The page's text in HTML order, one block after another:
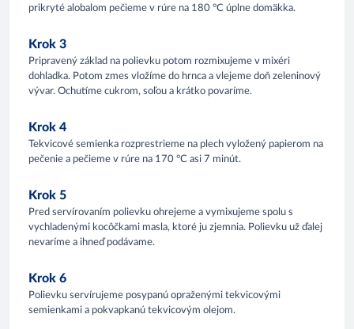
prikryté alobalom pečieme v rúre na 180 °C úplne domäkka.
Krok 3
Pripravený základ na polievku potom rozmixujeme v mixéri
dohladka. Potom zmes vložíme do hrnca a vlejeme doň zeleninový
vývar. Ochutíme cukrom, soľou a krátko povaríme.
Krok 4
Tekvicové semienka rozprestrieme na plech vyložený papierom na
pečenie a pečieme v rúre na 170 °C asi 7 minút.
Krok 5
Pred servírovaním polievku ohrejeme a vymixujeme spolu s
vychladenými kocôčkami masla, ktoré ju zjemnia. Polievku už ďalej
nevaríme a ihneď podávame.
Krok 6
Polievku servírujeme posypanú opraženými tekvicovými
semienkami a pokvapkanú tekvicovým olejom.